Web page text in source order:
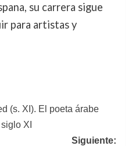
su carrera sigue
para artistas y
(s. XI). El poeta árabe
XI
Siguiente: